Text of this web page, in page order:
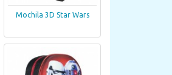
Mochila 3D Star Wars